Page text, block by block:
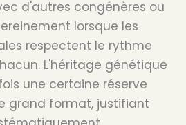
d'autres congénères ou
lorsque les
respectent le rythme
L'héritage génétique
une certaine réserve
grand format, justifiant